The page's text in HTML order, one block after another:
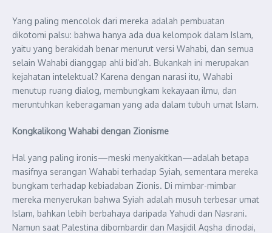
Yang paling mencolok dari mereka adalah pembuatan
dikotomi palsu: bahwa hanya ada dua kelompok dalam Islam,
yaitu yang berakidah benar menurut versi Wahabi, dan semua
selain Wahabi dianggap ahli bid’ah. Bukankah ini merupakan
kejahatan intelektual? Karena dengan narasi itu, Wahabi
menutup ruang dialog, membungkam kekayaan ilmu, dan
meruntuhkan keberagaman yang ada dalam tubuh umat Islam.
Kongkalikong Wahabi dengan Zionisme
Hal yang paling ironis—meski menyakitkan—adalah betapa
masifnya serangan Wahabi terhadap Syiah, sementara mereka
bungkam terhadap kebiadaban Zionis. Di mimbar-mimbar
mereka menyerukan bahwa Syiah adalah musuh terbesar umat
Islam, bahkan lebih berbahaya daripada Yahudi dan Nasrani.
Namun saat Palestina dibombardir dan Masjidil Aqsha dinodai,